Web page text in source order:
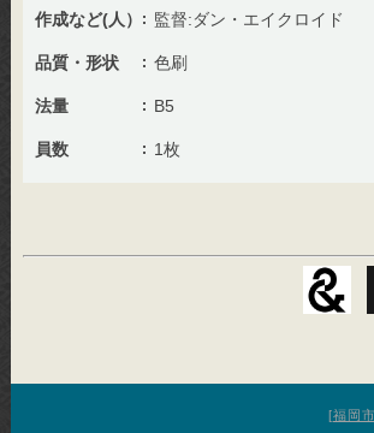
作成など(人） 監督:ダン・エイクロイド
品質・形状 色刷
法量 B5
員数 1枚
福岡